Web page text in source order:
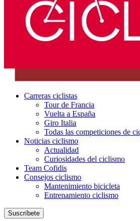
Carreras ciclistas
Tour de Francia
Vuelta a España
Giro Italia
Todas las competiciones de
Noticias ciclismo
Actualidad
Curiosidades del ciclismo
Team Cofidis
Consejos ciclismo
Mantenimiento bicicleta
Entrenamiento ciclismo
Suscríbete